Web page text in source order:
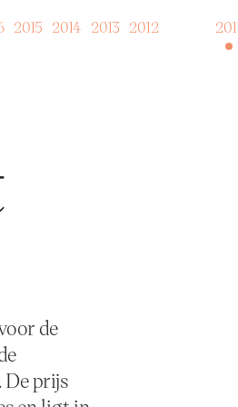
2015 2014 2013 2012
de
De prijs